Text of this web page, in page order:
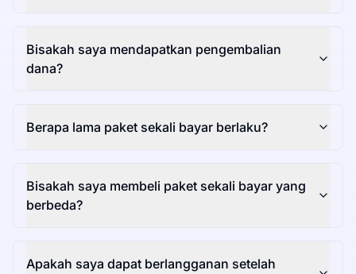
Bisakah saya mendapatkan pengembalian
dana?
Berapa lama paket sekali bayar berlaku?
Bisakah saya membeli paket sekali bayar yang
berbeda?
Apakah saya dapat berlangganan setelah